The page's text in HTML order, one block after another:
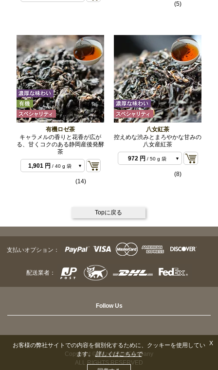
(5)
有機ロゼ茶
キャラメルの香りと花香が広が
る、甘くコクのある静岡産後発酵
茶
/ 10 g 袋
1,901 円 / 40 g 袋
(14)
八女紅茶
控えめな渋みとまろやかな甘みの
八女産紅茶
972 円 / 50 g 袋
(8)
Topに戻る
支払いオプション：
配送業者：
Follow Us
Copyright © Sazen Tea Company
ALL RIGHTS RESERVED
X
お客様の弊社サイトでの内容を個別化するために、クッキーを使用してい
ます。詳しくはこちらで